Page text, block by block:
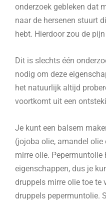
onderzoek gebleken dat
naar de hersenen stuurt
hebt. Hierdoor zou de
Dit is slechts één
nodig om deze
het natuurlijk altijd
voortkomt uit een
Je kunt een balsem
(jojoba olie, amandel
mirre olie.
eigenschappen, dus je
druppels mirre olie toe te
druppels pepermuntolie.